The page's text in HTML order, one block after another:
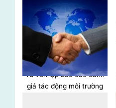
Tư vấn lập báo cáo đánh
giá tác động môi trường